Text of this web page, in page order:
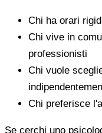
Chi ha orari
Chi vive in
professionisti
Chi vuole
Chi preferisce
Se cerchi uno